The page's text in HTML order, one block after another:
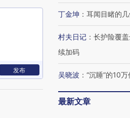
发布
丁金坤 ： 耳闻目睹的
村夫日记 ： 长护险覆
续加码
吴晓波 ： “沉睡”的10
最新文章